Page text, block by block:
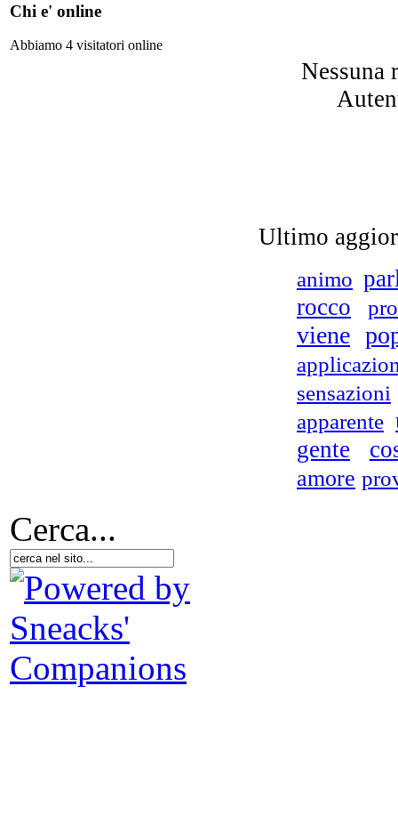
I
Chi e' online
Abbiamo 4 visitatori online
Nessuna
Ultimo
animo
rocco
viene
sensazioni
apparente
gente
amore
Cerca...